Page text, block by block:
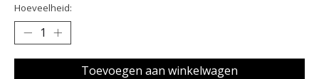
Hoeveelheid:
Toevoegen aan winkelwagen